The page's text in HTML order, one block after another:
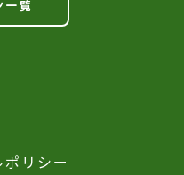
一覧
リシー